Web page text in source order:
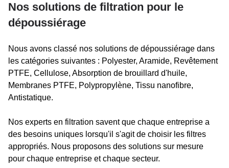
Nos solutions de filtration pour le
dépoussiérage
Nous avons classé nos solutions de dépoussiérage dans
les catégories suivantes : Polyester, Aramide, Revêtement
PTFE, Cellulose, Absorption de brouillard d'huile,
Membranes PTFE, Polypropylène, Tissu nanofibre,
Antistatique.
Nos experts en filtration savent que chaque entreprise a
des besoins uniques lorsqu'il s'agit de choisir les filtres
appropriés. Nous proposons des solutions sur mesure
pour chaque entreprise et chaque secteur.